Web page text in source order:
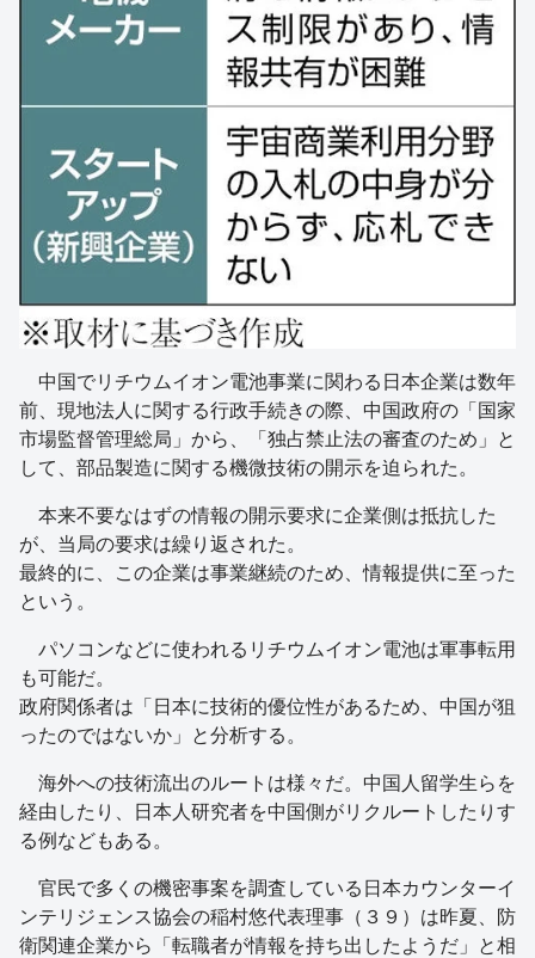
中国でリチウムイオン電池事業に関わる日本企業は数年
前、現地法人に関する行政手続きの際、中国政府の「国家
市場監督管理総局」から、「独占禁止法の審査のため」と
して、部品製造に関する機微技術の開示を迫られた。
本来不要なはずの情報の開示要求に企業側は抵抗した
が、当局の要求は繰り返された。
最終的に、この企業は事業継続のため、情報提供に至った
という。
パソコンなどに使われるリチウムイオン電池は軍事転用
も可能だ。
政府関係者は「日本に技術的優位性があるため、中国が狙
ったのではないか」と分析する。
海外への技術流出のルートは様々だ。中国人留学生らを
経由したり、日本人研究者を中国側がリクルートしたりす
る例などもある。
官民で多くの機密事案を調査している日本カウンターイ
ンテリジェンス協会の稲村悠代表理事（３９）は昨夏、防
衛関連企業から「転職者が情報を持ち出したようだ」と相